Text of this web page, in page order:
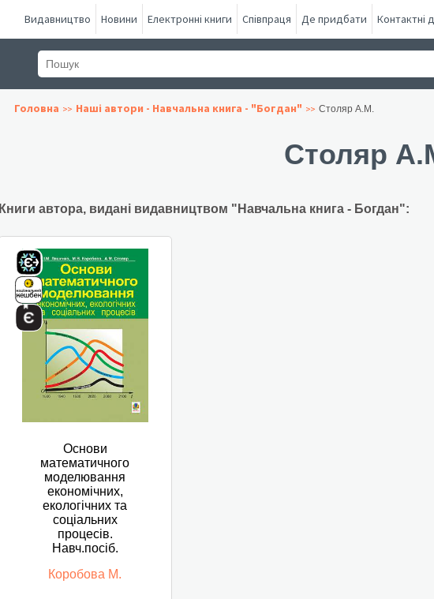
Видавництво Новини Електронні книги Співпраця Де придбати Контактні
Головна Наші автори - Навчальна книга - "Богдан" Столяр А.М.
Столяр
Книги автора, видані видавництвом "Навчальна книга - Богдан":
Основи
математичного
моделювання
економічних,
екологічних та
соціальних
процесів.
Навч.посіб.
Коробова М.